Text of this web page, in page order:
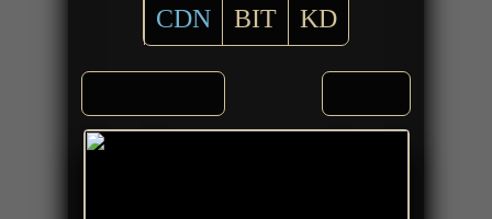
CDN
BIT KD